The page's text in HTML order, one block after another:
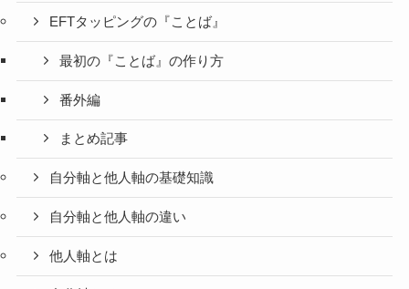
EFTタッピングの『ことば』
最初の『ことば』の作り方
番外編
まとめ記事
自分軸と他人軸の基礎知識
自分軸と他人軸の違い
他人軸とは